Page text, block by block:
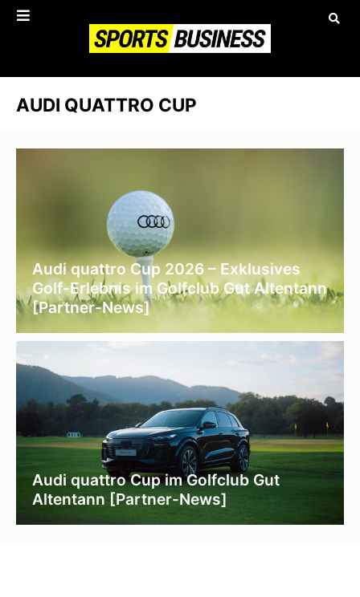
AUDI QUATTRO CUP
Audi quattro Cup 2026 – Exklusives
Golf-Erlebnis im Golfclub Gut Altentann
[Partner-News]
Audi quattro Cup im Golfclub Gut
Altentann [Partner-News]